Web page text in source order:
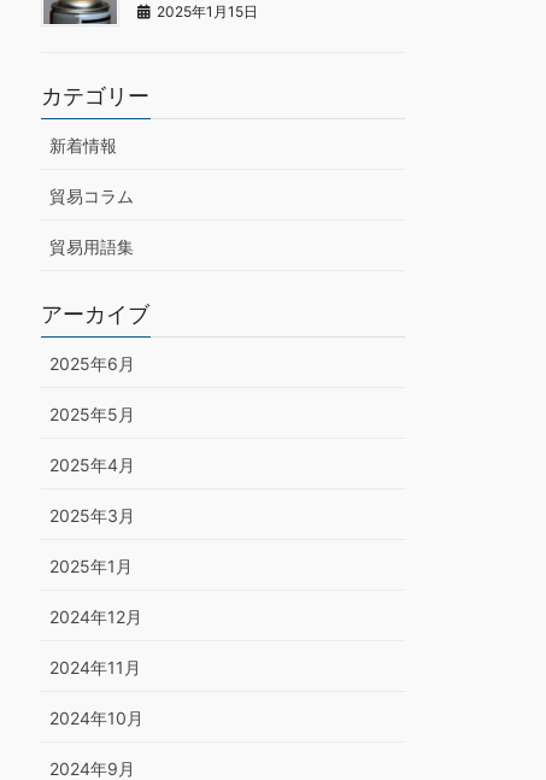
2025年1月15日
カテゴリー
新着情報
貿易コラム
貿易用語集
アーカイブ
2025年6月
2025年5月
2025年4月
2025年3月
2025年1月
2024年12月
2024年11月
2024年10月
2024年9月